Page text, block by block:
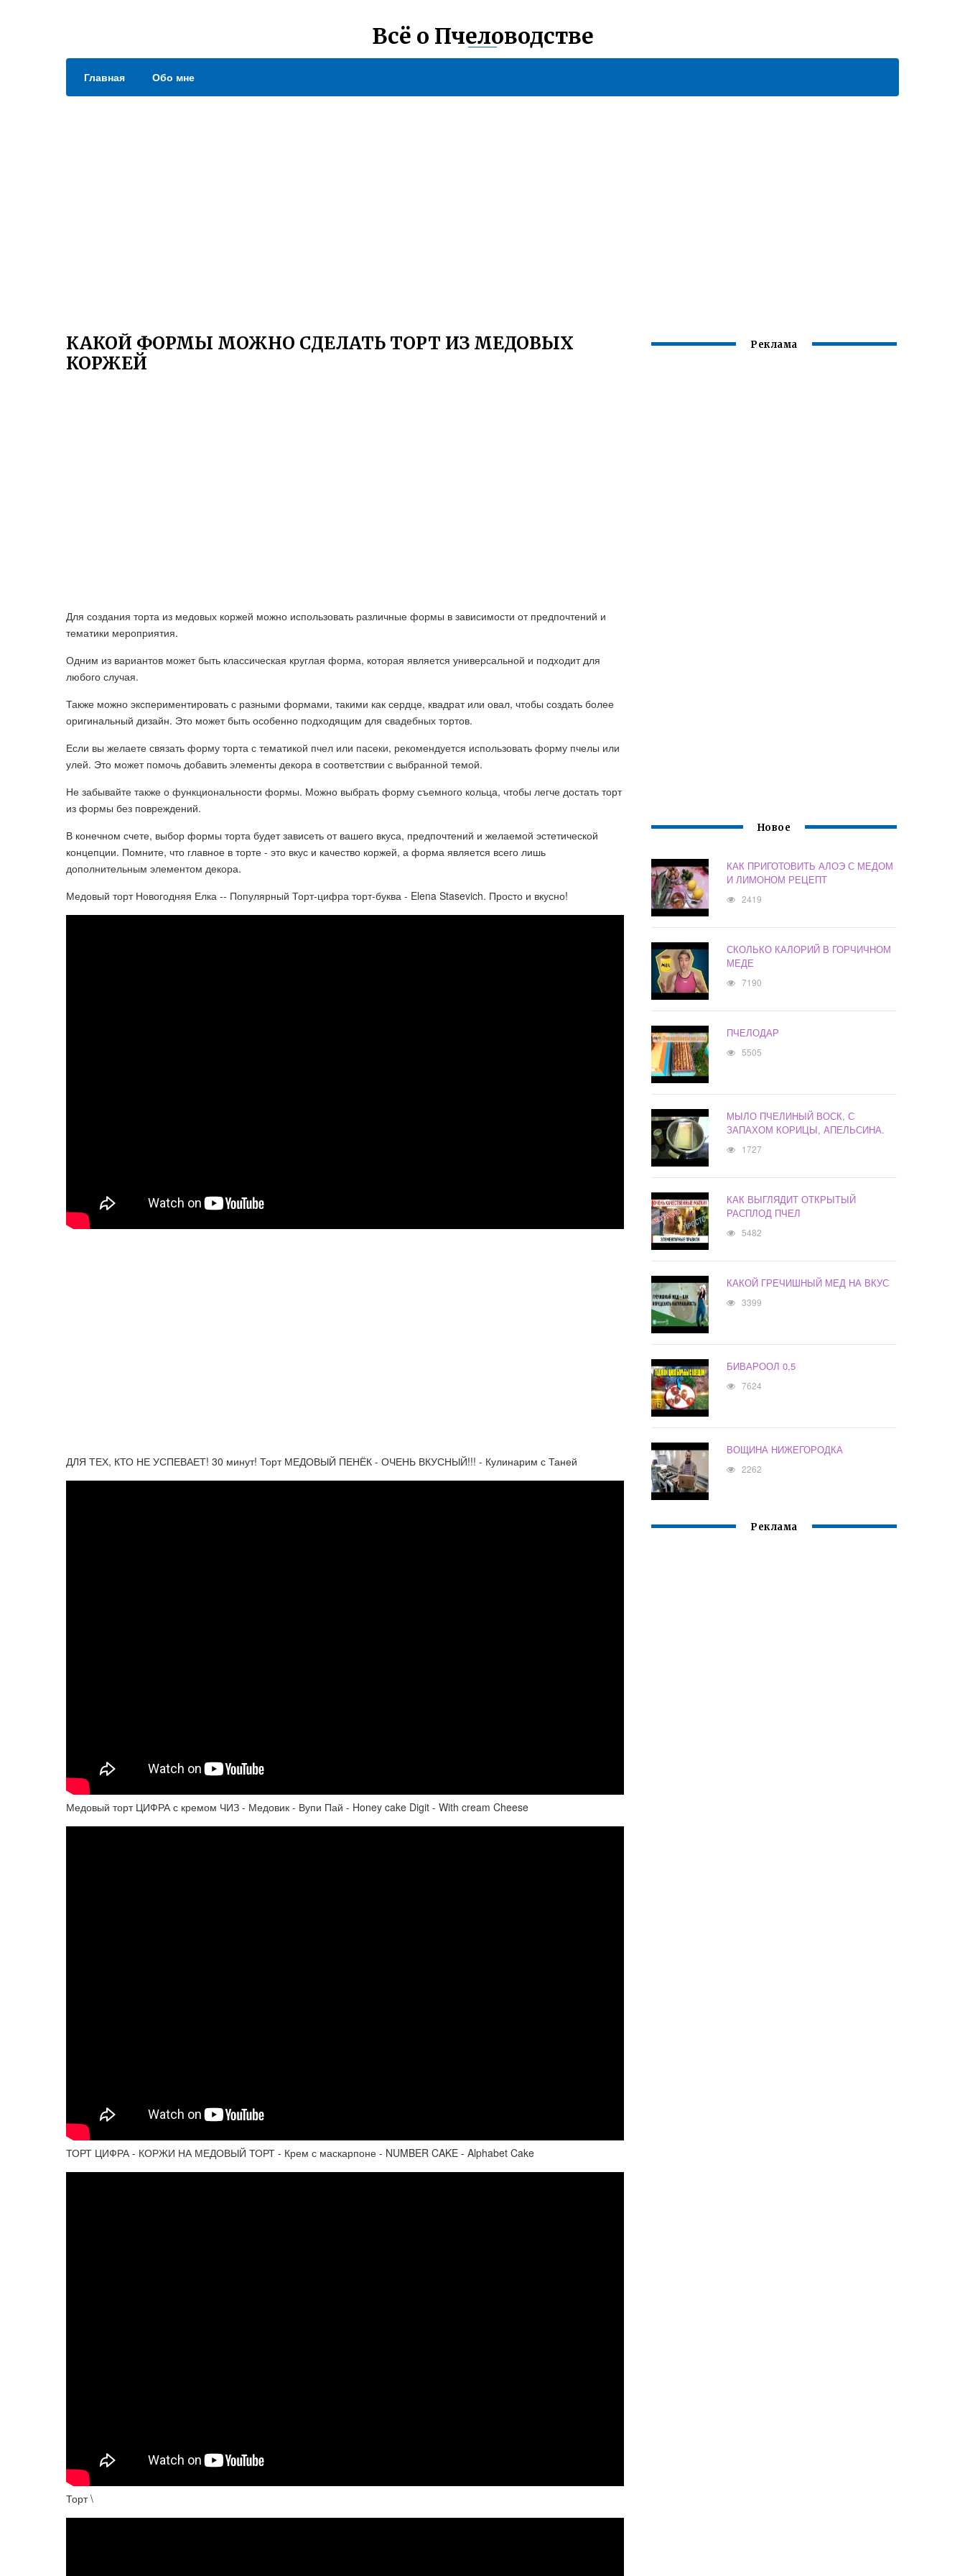
Всё о Пчеловодстве
Главная Обо мне
КАКОЙ ФОРМЫ МОЖНО СДЕЛАТЬ ТОРТ ИЗ МЕДОВЫХ
КОРЖЕЙ
Для создания торта из медовых коржей можно использовать различные формы в зависимости от предпочтений и
тематики мероприятия.
Одним из вариантов может быть классическая круглая форма, которая является универсальной и подходит для
любого случая.
Также можно экспериментировать с разными формами, такими как сердце, квадрат или овал, чтобы создать более
оригинальный дизайн. Это может быть особенно подходящим для свадебных тортов.
Если вы желаете связать форму торта с тематикой пчел или пасеки, рекомендуется использовать форму пчелы или
улей. Это может помочь добавить элементы декора в соответствии с выбранной темой.
Не забывайте также о функциональности формы. Можно выбрать форму съемного кольца, чтобы легче достать торт
из формы без повреждений.
В конечном счете, выбор формы торта будет зависеть от вашего вкуса, предпочтений и желаемой эстетической
концепции. Помните, что главное в торте - это вкус и качество коржей, а форма является всего лишь
дополнительным элементом декора.
Медовый торт Новогодняя Елка -- Популярный Торт-цифра торт-буква - Elena Stasevich. Просто и вкусно!
ДЛЯ ТЕХ, КТО НЕ УСПЕВАЕТ! 30 минут! Торт МЕДОВЫЙ ПЕНЁК - ОЧЕНЬ ВКУСНЫЙ!!! - Кулинарим с Таней
Медовый торт ЦИФРА с кремом ЧИЗ - Медовик - Вупи Пай - Honey cake Digit - With cream Cheese
ТОРТ ЦИФРА - КОРЖИ НА МЕДОВЫЙ ТОРТ - Крем с маскарпоне - NUMBER CAKE - Alphabet Cake
Торт \
Реклама
Новое
КАК ПРИГОТОВИТЬ АЛОЭ С МЕДОМ
И ЛИМОНОМ РЕЦЕПТ
2419
СКОЛЬКО КАЛОРИЙ В ГОРЧИЧНОМ
МЕДЕ
7190
ПЧЕЛОДАР
5505
МЫЛО ПЧЕЛИНЫЙ ВОСК, С
ЗАПАХОМ КОРИЦЫ, АПЕЛЬСИНА.
1727
КАК ВЫГЛЯДИТ ОТКРЫТЫЙ
РАСПЛОД ПЧЕЛ
5482
КАКОЙ ГРЕЧИШНЫЙ МЕД НА ВКУС
3399
БИВАРООЛ 0,5
7624
ВОЩИНА НИЖЕГОРОДКА
2262
Реклама